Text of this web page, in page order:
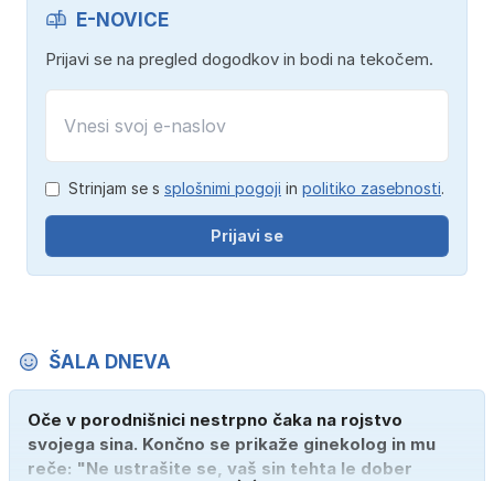
E-NOVICE
Prijavi se na pregled dogodkov in bodi na tekočem.
Strinjam se s splošnimi pogoji in politiko zasebnosti.
Prijavi se
ŠALA DNEVA
Oče v porodnišnici nestrpno čaka na rojstvo
svojega sina. Končno se prikaže ginekolog in mu
reče: "Ne ustrašite se, vaš sin tehta le dober